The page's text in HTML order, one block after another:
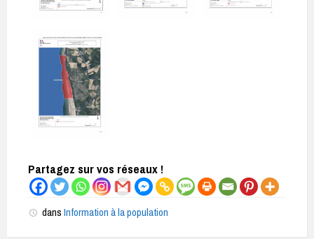
Partagez sur vos réseaux !
dans Information à la population